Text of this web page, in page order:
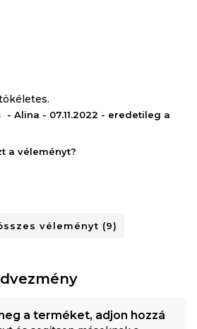
- Alina - 07.11.2022 - eredetileg a
a véleményt?
véleményt (9)
a terméket, adjon hozzá